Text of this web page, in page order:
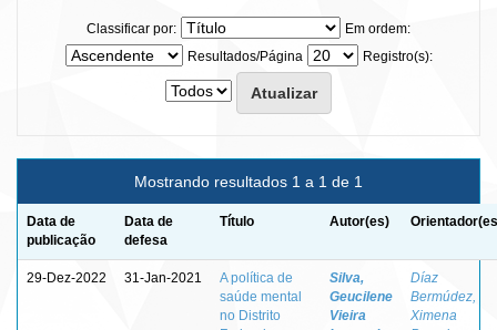
Classificar por:
Em ordem:
Resultados/Página
Registro(s):
Mostrando resultados 1 a 1 de 1
Data de
publicação
Data de
defesa
Título Autor(es)
29-Dez-2022 31-Jan-2021
A política de
saúde mental
no Distrito
Silva,
Geucilene
Vieira
Díaz
Bermúdez,
Ximena